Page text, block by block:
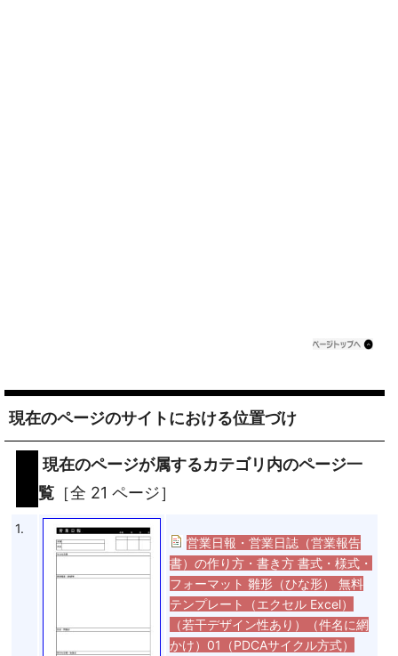
現在のページのサイトにおける位置づけ
現在のページが属するカテゴリ内のページ一
覧 ［全 21 ページ］
1.
営業日報・営業日誌（営業報告
書）の作り方・書き方 書式・様式・
フォーマット 雛形（ひな形） 無料
テンプレート（エクセル Excel）
（若干デザイン性あり）（件名に網
かけ）01（PDCAサイクル方式）